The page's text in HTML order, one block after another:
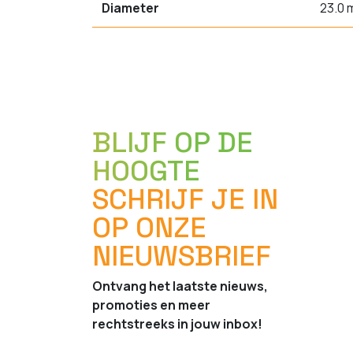
Diameter 23.0
BLIJF OP DE
HOOGTE
SCHRIJF JE IN
OP ONZE
NIEUWSBRIEF
Ontvang het laatste nieuws,
promoties en meer
rechtstreeks in jouw inbox!